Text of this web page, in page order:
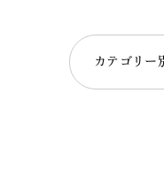
カテゴリー